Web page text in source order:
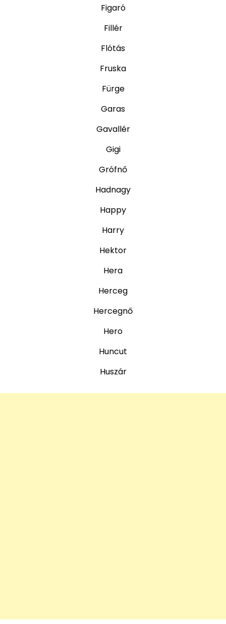
Figaró
Fillér
Flótás
Fruska
Fürge
Garas
Gavallér
Gigi
Grófnő
Hadnagy
Happy
Harry
Hektor
Hera
Herceg
Hercegnő
Hero
Huncut
Huszár